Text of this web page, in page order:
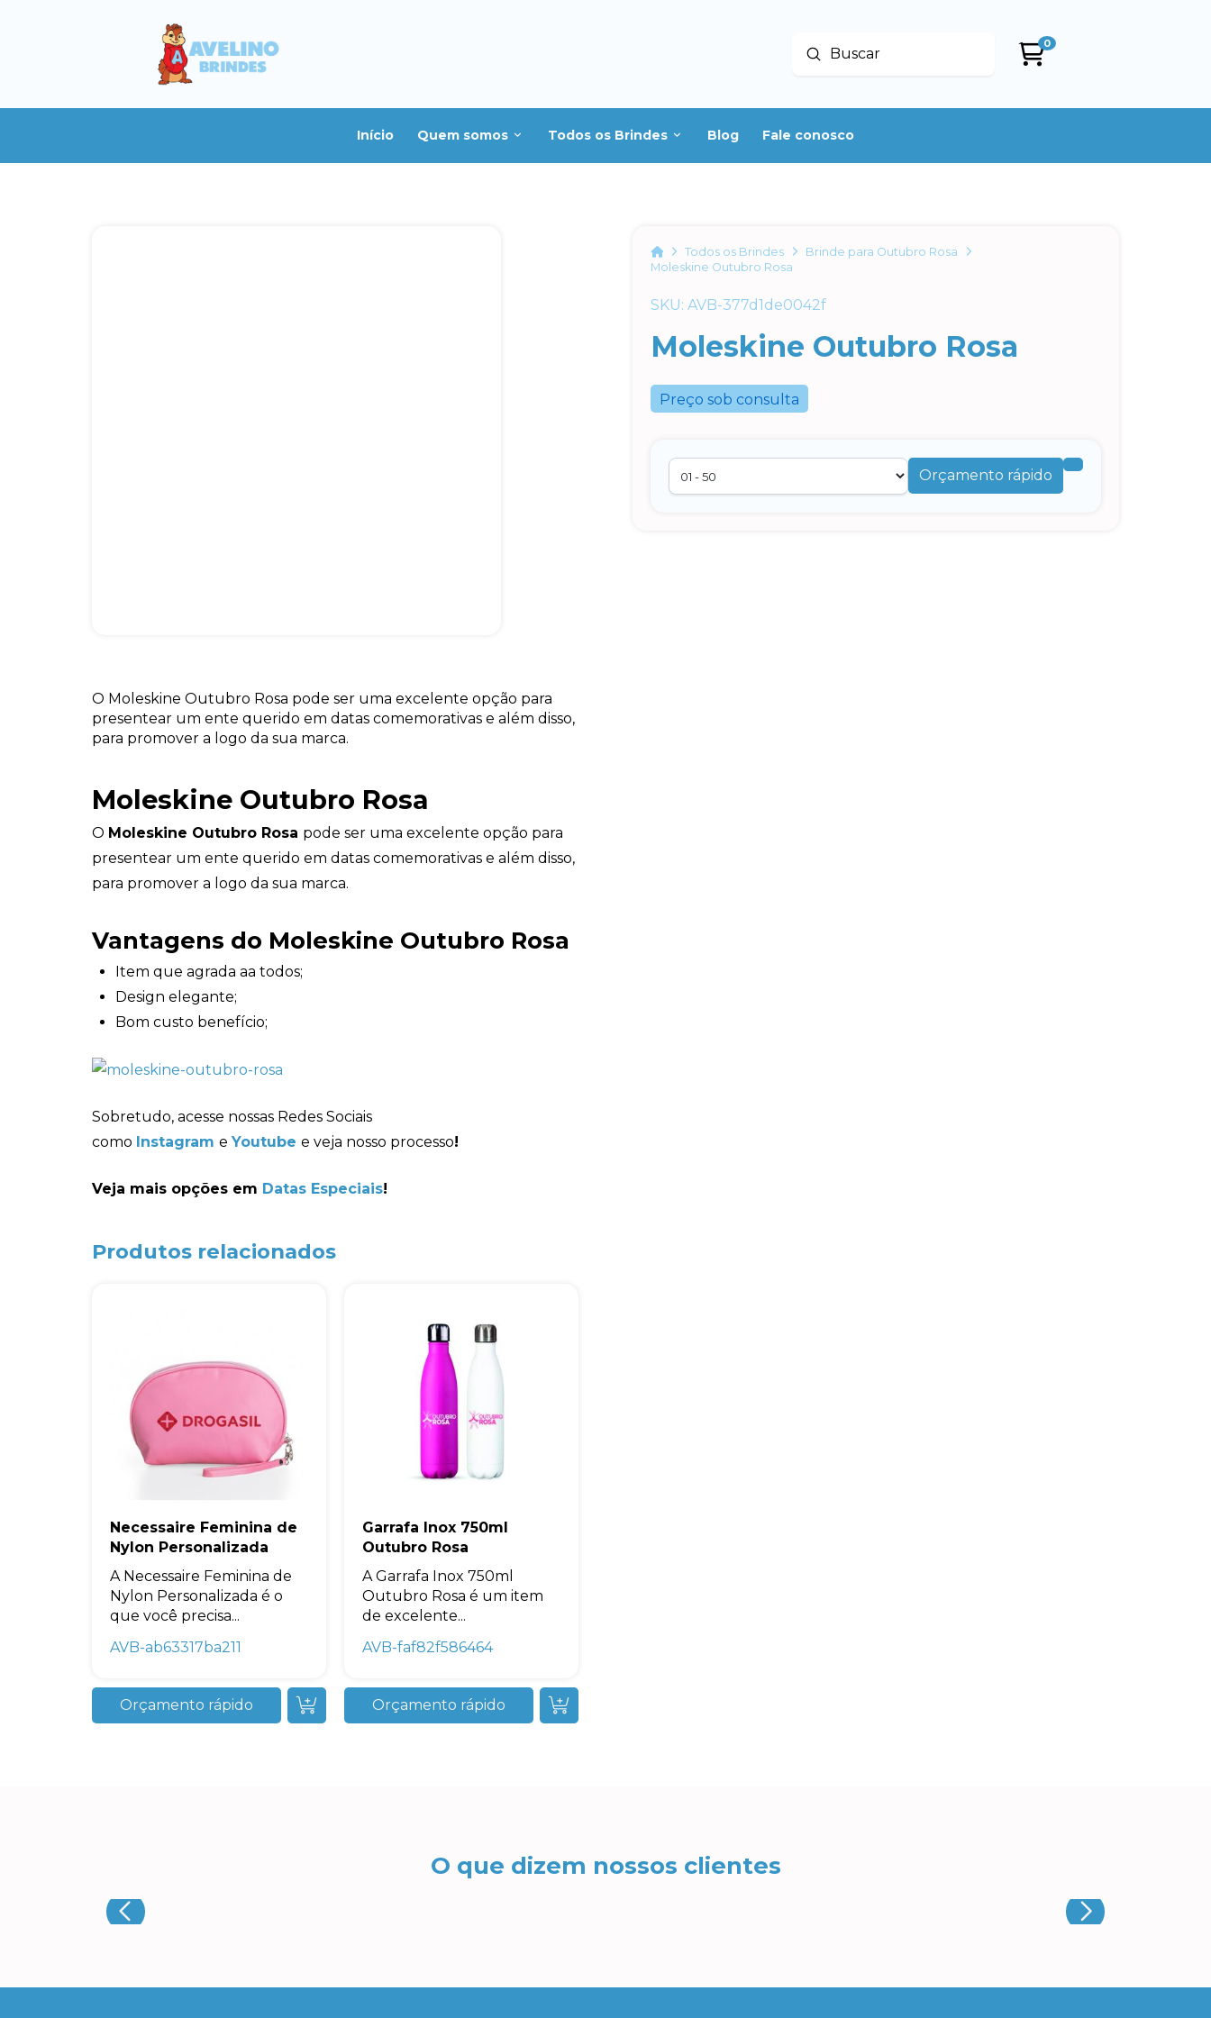
Buscar
Enviar
0
Início Quem somos Todos os Brindes Blog Fale conosco
HomeTodos os Brindes
Brinde para Outubro Rosa
Moleskine Outubro Rosa
SKU: AVB-377d1de0042f
Moleskine Outubro Rosa
Preço sob consulta
Orçamento rápido
O Moleskine Outubro Rosa pode ser uma excelente opção para
presentear um ente querido em datas comemorativas e além disso,
para promover a logo da sua marca.
Moleskine Outubro Rosa
O Moleskine Outubro Rosa pode ser uma excelente opção para
presentear um ente querido em datas comemorativas e além disso,
para promover a logo da sua marca.
Vantagens do Moleskine Outubro Rosa
Item que agrada aa todos;
Design elegante;
Bom custo benefício;
Sobretudo, acesse nossas Redes Sociais
como Instagram e Youtube e veja nosso processo!
Veja mais opções em Datas Especiais!
Produtos relacionados
Necessaire Feminina de
Nylon Personalizada
A Necessaire Feminina de
Nylon Personalizada é o
que você precisa...
AVB-ab63317ba211
Orçamento rápido
Garrafa Inox 750ml
Outubro Rosa
A Garrafa Inox 750ml
Outubro Rosa é um item
de excelente...
AVB-faf82f586464
Orçamento rápido
O que dizem nossos clientes
Avelino Brindes
online
A nossa empresa está comprometida a proteger e respeitar sua
privacidade, utilizaremos seus dados apenas para fins de
marketing. Você pode alterar suas preferências a qualquer
momento.